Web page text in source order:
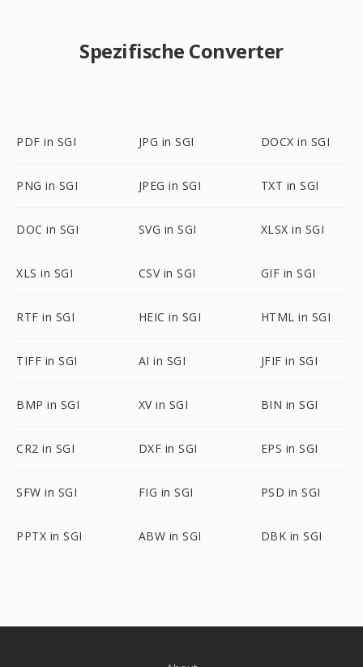
Spezifische Converter
PDF in SGI JPG in SGI DOCX in SGI
PNG in SGI JPEG in SGI TXT in SGI
DOC in SGI SVG in SGI XLSX in SGI
XLS in SGI CSV in SGI GIF in SGI
RTF in SGI HEIC in SGI HTML in SGI
TIFF in SGI AI in SGI JFIF in SGI
BMP in SGI XV in SGI BIN in SGI
CR2 in SGI DXF in SGI EPS in SGI
SFW in SGI FIG in SGI PSD in SGI
PPTX in SGI ABW in SGI DBK in SGI